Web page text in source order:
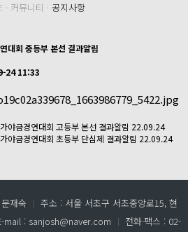
· 커뮤니티 · 공지사항
대회 중등부 본선 결과알림
24 11:33
야금경연대회 고등부 본선 결과알림 22.09.24
야금경연대회 초등부 단심제 결과알림 22.09.24
재숙 ㅣ 주소 : 서울 서초구 서초중앙로15, 현
mail : sanjosh@naver.com ㅣ 전화·팩스 : 02-